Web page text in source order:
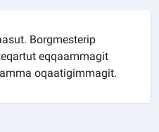
Borgmesterip
eqqaammagit
oqaatigimmagit.